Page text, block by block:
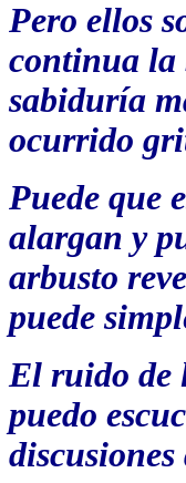
Pero ellos
continua la
sabiduría
ocurrido
Puede que
alargan y
arbusto
puede
El ruido de
puedo